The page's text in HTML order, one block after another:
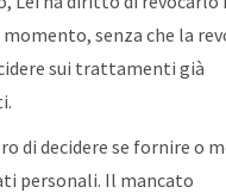
senza che la
sui trattamenti già
di decidere se fornire o
personali. Il mancato